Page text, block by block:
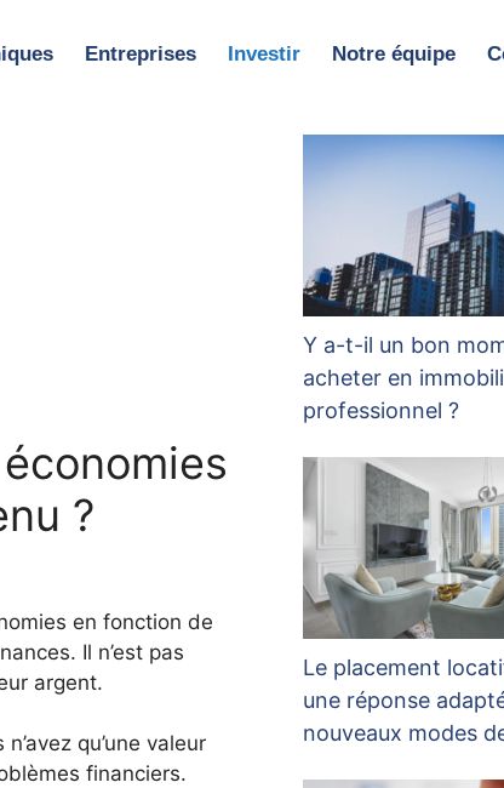
Entreprises Investir Notre équipe
?
en fonction de
Il n’est pas
argent.
qu’une valeur
financiers.
Y a-t-il un bon
acheter en
professionnel ?
Le placement
une réponse
nouveaux modes